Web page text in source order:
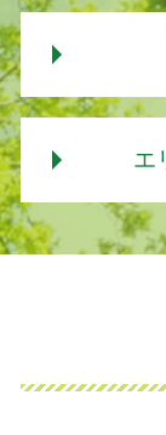
相続税
相続
相続税
相続税
相続税
相続税
相続税
相続税
相続
相続税
年末調
年末
国税庁
扶養控
記帳
年末
年末調
年末調
年末調
経理 代
年末
経営
税理士
経営相
起業
経営
経営相
エ
相続税
企業
企業経
企業